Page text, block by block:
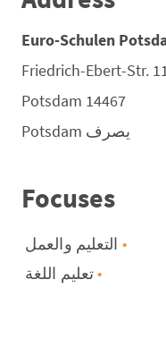
Euro-Schulen
Friedrich-Ebert-Str.
14467
Potsdam
يصرف Potsdam
Focuses
التعليم والعمل
تعليم اللغة